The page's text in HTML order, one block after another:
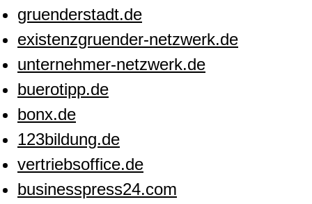
gruenderstadt.de
existenzgruender-netzwerk.de
unternehmer-netzwerk.de
buerotipp.de
bonx.de
123bildung.de
vertriebsoffice.de
businesspress24.com